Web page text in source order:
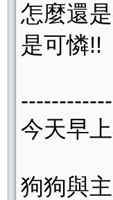
怎麼還
是可憐!!
今天早
狗狗與